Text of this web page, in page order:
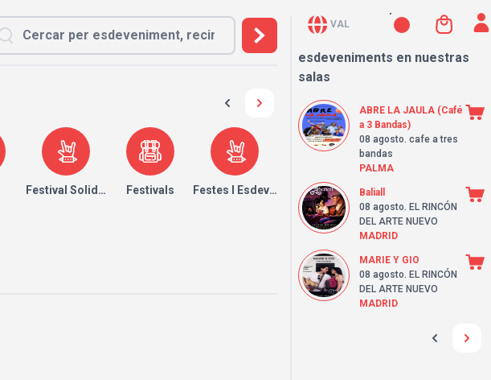
Festival Solidari Festivals Festes I Esdeveniments
VAL
esdeveniments en nuestras
salas
ABRE LA JAULA (Café
a 3 Bandas)
08 agosto. cafe a tres
bandas
PALMA
Baliall
08 agosto. EL RINCÓN
DEL ARTE NUEVO
MADRID
MARIE Y GIO
08 agosto. EL RINCÓN
DEL ARTE NUEVO
MADRID